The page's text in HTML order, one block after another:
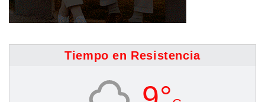
Tiempo en Resistencia